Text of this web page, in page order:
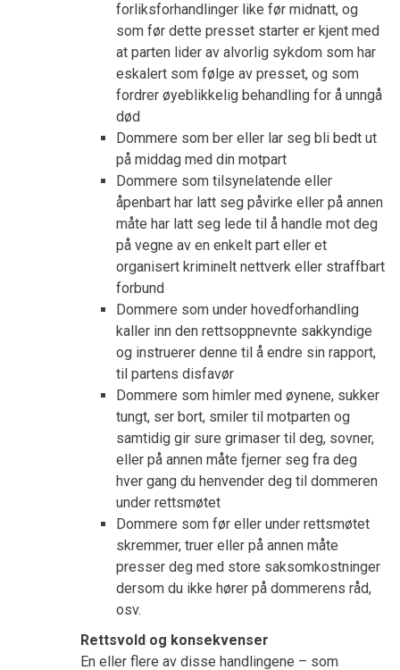
forliksforhandlinger like før midnatt, og
som før dette presset starter er kjent med
at parten lider av alvorlig sykdom som har
eskalert som følge av presset, og som
fordrer øyeblikkelig behandling for å unngå
død
Dommere som ber eller lar seg bli bedt ut
på middag med din motpart
Dommere som tilsynelatende eller
åpenbart har latt seg påvirke eller på annen
måte har latt seg lede til å handle mot deg
på vegne av en enkelt part eller et
organisert kriminelt nettverk eller straffbart
forbund
Dommere som under hovedforhandling
kaller inn den rettsoppnevnte sakkyndige
og instruerer denne til å endre sin rapport,
til partens disfavør
Dommere som himler med øynene, sukker
tungt, ser bort, smiler til motparten og
samtidig gir sure grimaser til deg, sovner,
eller på annen måte fjerner seg fra deg
hver gang du henvender deg til dommeren
under rettsmøtet
Dommere som før eller under rettsmøtet
skremmer, truer eller på annen måte
presser deg med store saksomkostninger
dersom du ikke hører på dommerens råd,
osv.
Rettsvold og konsekvenser
En eller flere av disse handlingene – som